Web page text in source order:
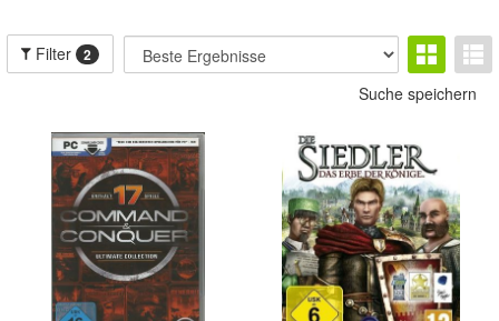
Filter 2
Suche speichern